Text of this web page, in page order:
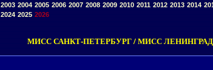
2003 2004 2005 2006 2007 2008 2009 2010 2011 2012 2013 2014
2024 2025 2026
МИСС САНКТ-ПЕТЕРБУРГ / МИСС